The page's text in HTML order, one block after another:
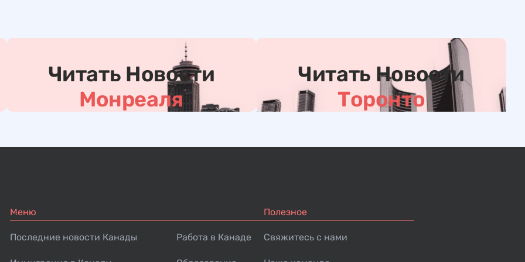
Читать Новости
Монреаля
Читать Новости
Торонто
Меню
Последние новости Канады Работа в Канаде
Полезное
Свяжитесь с нами